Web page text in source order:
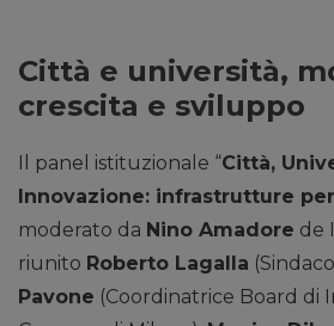
Città e università,
crescita e sviluppo
Il panel istituzionale “Città,
Innovazione: infrastrutture
moderato da Nino Amadore de
riunito Roberto Lagalla
Pavone (Coordinatrice Board di